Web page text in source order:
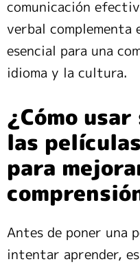
comunicación
verbal complementa
esencial para una
idioma y la cultura.
¿Cómo
las
para
Antes de poner una
intentar aprender,